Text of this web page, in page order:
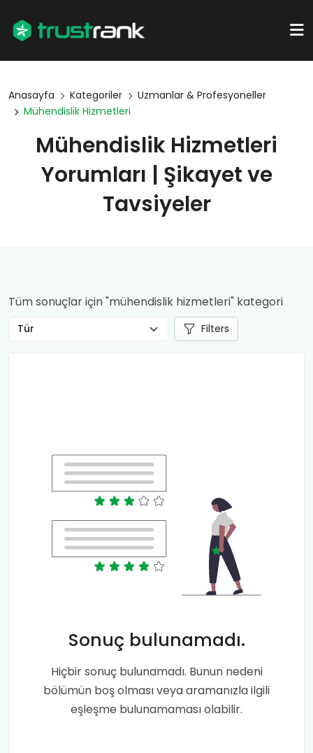
Anasayfa Kategoriler
Uzmanlar & Profesyoneller
Mühendislik Hizmetleri
Mühendislik Hizmetleri
Yorumları | Şikayet ve
Tavsiyeler
Tüm sonuçlar için "mühendislik hizmetleri" kategori
Filters
Sonuç bulunamadı.
Hiçbir sonuç bulunamadı. Bunun nedeni
bölümün boş olması veya aramanızla ilgili
eşleşme bulunamaması olabilir.